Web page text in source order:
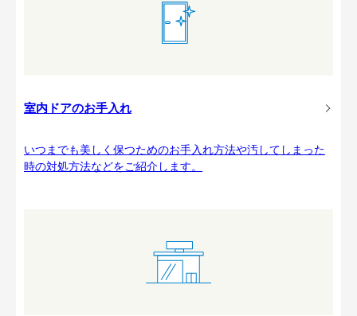
室内ドアのお手入れ
いつまでも美しく保つためのお手入れ方法や汚してしまった
時の対処方法などをご紹介します。